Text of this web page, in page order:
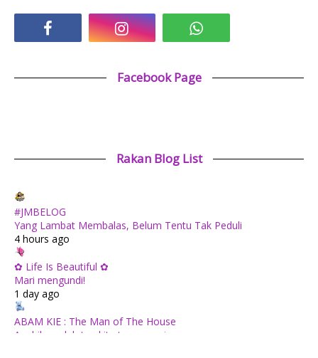
Facebook Page
Rakan Blog List
#JMBELOG
Yang Lambat Membalas, Belum Tentu Tak Peduli
4 hours ago
✿ Life Is Beautiful ✿
Mari mengundi!
1 day ago
ABAM KIE : The Man of The House
Apabila sudah tua kita tenang saja...